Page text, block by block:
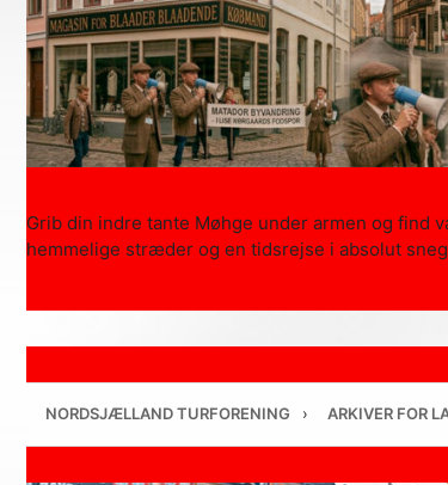
Grib din indre tante Møhge under armen og find
hemmelige stræder og en tidsrejse i absolut
NORDSJÆLLAND TURFORENING › ARKIVER FOR